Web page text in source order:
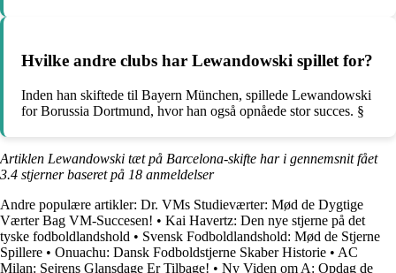
Hvilke andre clubs har Lewandowski spillet for?
Inden han skiftede til Bayern München, spillede Lewandowski
for Borussia Dortmund, hvor han også opnåede stor succes. §
Artiklen Lewandowski tæt på Barcelona-skifte har i gennemsnit fået
3.4 stjerner baseret på 18 anmeldelser
Andre populære artikler: Dr. VMs Studieværter: Mød de Dygtige
Værter Bag VM-Succesen! • Kai Havertz: Den nye stjerne på det
tyske fodboldlandshold • Svensk Fodboldlandshold: Mød de Stjerne
Spillere • Onuachu: Dansk Fodboldstjerne Skaber Historie • AC
Milan: Sejrens Glansdage Er Tilbage! • Ny Viden om A: Opdag de